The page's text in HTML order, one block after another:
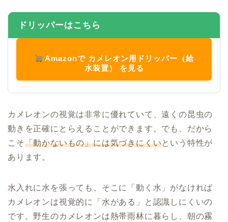
ドリッパーはこちら
Amazonで カメレオン用ドリッパー（給
水装置） を見る
カメレオンの視覚は非常に優れていて、遠くの昆虫の
動きを正確にとらえることができます。でも、だから
こそ「動かないもの」には気づきにくいという特性が
あります。
水入れに水を張っても、そこに「動く水」がなければ
カメレオンは視覚的に「水がある」と認識しにくいの
です。野生のカメレオンは熱帯雨林に暮らし、朝の霧